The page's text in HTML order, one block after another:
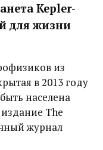
Kepler-
для жизни
из
в 2013 году
населена
The
журнал